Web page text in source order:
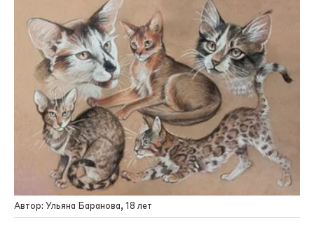
Автор: Ульяна Баранова, 18 лет